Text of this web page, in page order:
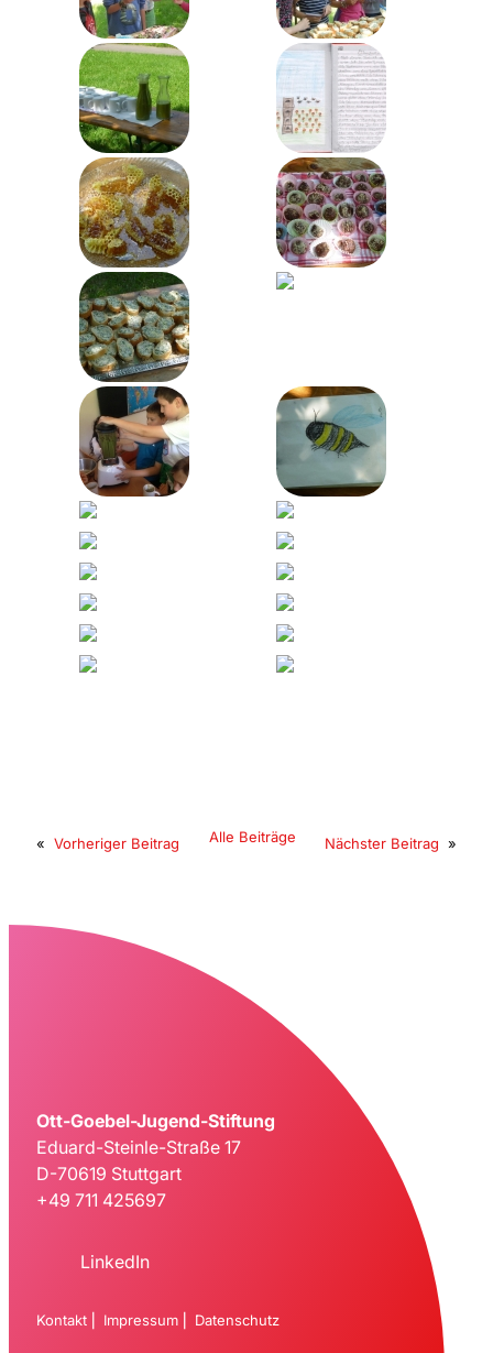
« Vorheriger Beitrag Alle Beiträge Nächster Beitrag »
Ott-Goebel-Jugend-Stiftung
Eduard-Steinle-Straße 17
D-70619 Stuttgart
+49 711 425697
LinkedIn
Kontakt Impressum Datenschutz